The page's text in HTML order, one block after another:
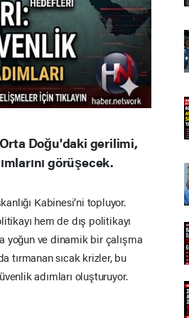
Doğu'daki gerilimi,
görüşecek.
Kabinesi’ni topluyor.
hem de dış politikayı
yoğun ve dinamik bir çalışma
tırmanan sıcak krizler, bu
adımları oluşturuyor.